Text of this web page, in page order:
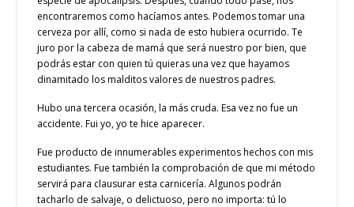
encontraremos como hacíamos antes. Podemos tomar una
cerveza por allí, como si nada de esto hubiera ocurrido. Te
juro por la cabeza de mamá que será nuestro por bien, que
podrás estar con quien tú quieras una vez que hayamos
dinamitado los malditos valores de nuestros padres.
Hubo una tercera ocasión, la más cruda. Esa vez no fue un
accidente. Fui yo, yo te hice aparecer.
Fue producto de innumerables experimentos hechos con mis
estudiantes. Fue también la comprobación de que mi método
servirá para clausurar esta carnicería. Algunos podrán
tacharlo de salvaje, o delictuoso, pero no importa: tú lo